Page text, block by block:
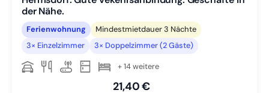
der Nähe.
Ferienwohnung
Mindestmietdauer 3 Nächte
3× Einzelzimmer
3× Doppelzimmer (2 Gäste)
+ 14 weitere
21,40 €